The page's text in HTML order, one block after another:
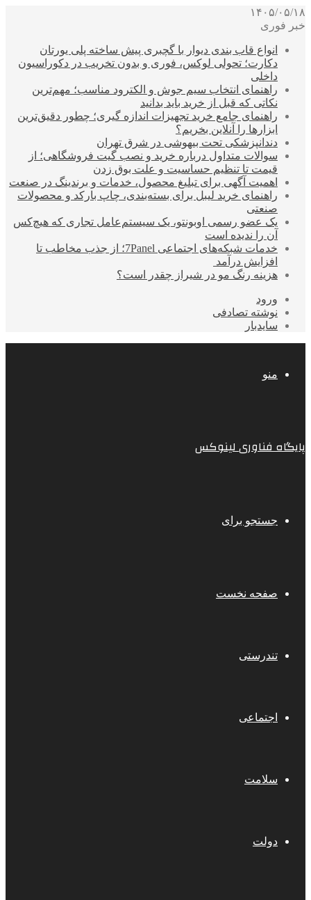
۱۴۰۵/۰۵/۱۸
خبر فوری
انواع قاب بندی دیوار با گچبری پیش ساخته پلی یورتان
دکارت؛ تحولی لوکس، فوری و بدون تخریب در دکوراسیون
داخلی
راهنمای انتخاب سیم جوش و الکترود مناسب؛ مهم‌ترین
نکاتی که قبل از خرید باید بدانید
راهنمای جامع خرید تجهیزات اندازه گیری؛ چطور دقیق‌ترین
ابزارها را آنلاین بخریم؟
دندانپزشکی تحت بیهوشی در شرق تهران
سوالات متداول درباره خرید و نصب گیت فروشگاهی؛ از
قیمت تا تنظیم حساسیت و علت بوق زدن
اهمیت آگهی برای تبلیغ محصول، خدمات و برندینگ در صنعت
راهنمای خرید لیبل برای بسته‌بندی، چاپ بارکد و محصولات
صنعتی
یک عضو رسمی اوبونتو، یک سیستم‌عامل تجاری که هیچ‌کس
آن را ندیده است
خدمات شبکه‌های اجتماعی 7Panel؛ از جذب مخاطب تا
افزایش درآمد
هزینه رنگ مو در شیراز چقدر است؟
ورود
نوشته تصادفی
سایدبار
منو
پایگاه فناوری لینوکس
جستجو برای
صفحه نخست
تندرستی
اجتماعی
سلامت
دولت